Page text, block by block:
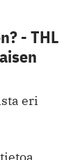
­­­- THL
eri